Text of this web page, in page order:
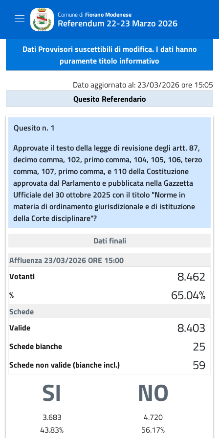
Comune di Fiorano Modenese
Referendum 22-23 Marzo 2026
Dati Provvisori suscettibili di modifica. I dati hanno
puramente titolo informativo
Dato aggiornato al: 23/03/2026 ore 15:05
Quesito Referendario
Quesito n. 1
Approvate il testo della legge di revisione degli artt. 87,
decimo comma, 102, primo comma, 104, 105, 106, terzo
comma, 107, primo comma, e 110 della Costituzione
approvata dal Parlamento e pubblicata nella Gazzetta
Ufficiale del 30 ottobre 2025 con il titolo "Norme in
materia di ordinamento giurisdizionale e di istituzione
della Corte disciplinare"?
Dati finali
Affluenza 23/03/2026 ORE 15:00
Votanti
8.462
% 65.04%
Schede
Valide
8.403
Schede bianche 25
Schede non valide (bianche incl.) 59
SI NO
3.683
4.720
43.83%
56.17%